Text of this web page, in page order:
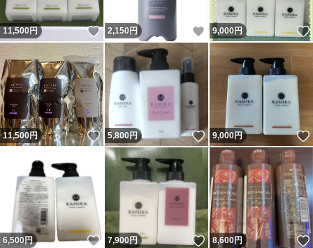
11,500円 いいね！
2,150 円 いいね！
9,000円
11,500円 いいね！
5,800円 いいね！
9,000円
6,500円 いいね！
7,900円 いいね！
8,600円